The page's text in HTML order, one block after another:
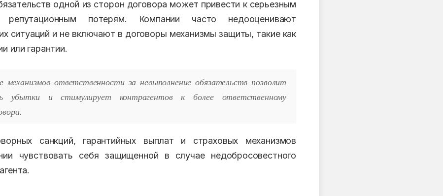
одной из сторон договора может привести к серьезным
потерям. Компании часто недооценивают
ситуаций и не включают в договоры механизмы защиты, такие как
или гарантии.
механизмов ответственности за невыполнение обязательств позволит
убытки и стимулирует контрагентов к более ответственному
санкций, гарантийных выплат и страховых механизмов
чувствовать себя защищенной в случае недобросовестного